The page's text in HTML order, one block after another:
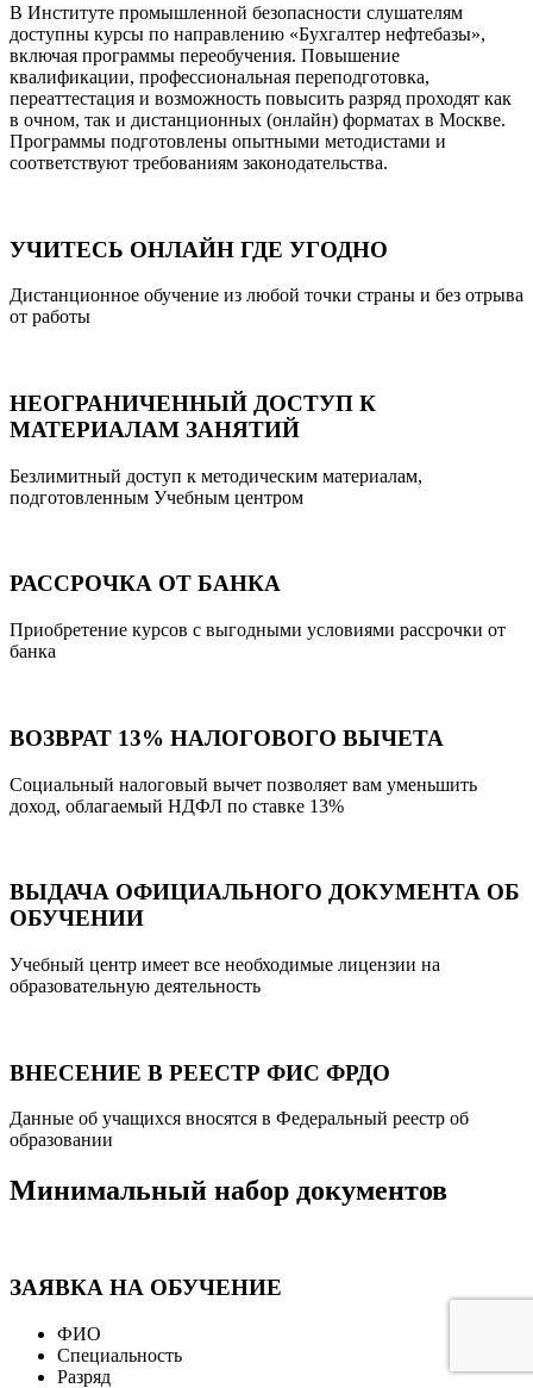
В Институте промышленной безопасности слушателям
доступны курсы по направлению «Бухгалтер нефтебазы»,
включая программы переобучения. Повышение
квалификации, профессиональная переподготовка,
переаттестация и возможность повысить разряд проходят как
в очном, так и дистанционных (онлайн) форматах в Москве.
Программы подготовлены опытными методистами и
соответствуют требованиям законодательства.
УЧИТЕСЬ ОНЛАЙН ГДЕ УГОДНО
Дистанционное обучение из любой точки страны и без отрыва
от работы
НЕОГРАНИЧЕННЫЙ ДОСТУП К
МАТЕРИАЛАМ ЗАНЯТИЙ
Безлимитный доступ к методическим материалам,
подготовленным Учебным центром
РАССРОЧКА ОТ БАНКА
Приобретение курсов с выгодными условиями рассрочки от
банка
ВОЗВРАТ 13% НАЛОГОВОГО ВЫЧЕТА
Социальный налоговый вычет позволяет вам уменьшить
доход, облагаемый НДФЛ по ставке 13%
ВЫДАЧА ОФИЦИАЛЬНОГО ДОКУМЕНТА ОБ
ОБУЧЕНИИ
Учебный центр имеет все необходимые лицензии на
образовательную деятельность
ВНЕСЕНИЕ В РЕЕСТР ФИС ФРДО
Данные об учащихся вносятся в Федеральный реестр об
образовании
Минимальный набор документов
ЗАЯВКА НА ОБУЧЕНИЕ
ФИО
Специальность
Разряд